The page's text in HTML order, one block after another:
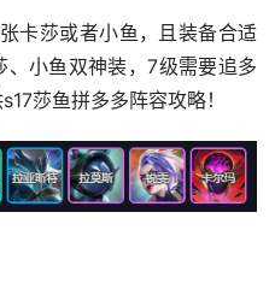
卡莎或者小鱼，且装备合适
小鱼双神装，7级需要追多
莎鱼拼多多阵容攻略！